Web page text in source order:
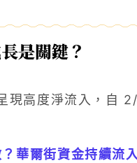
是關鍵？
現高度淨流入，自
華爾街資金持續流